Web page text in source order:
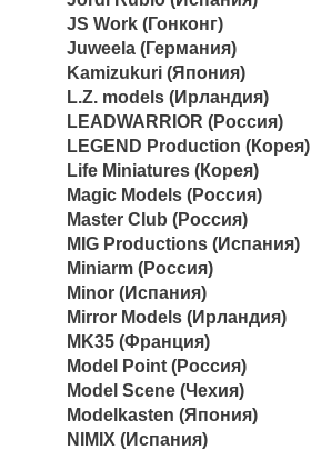
JS Work (Гонконг)
Juweela (Германия)
Kamizukuri (Япония)
L.Z. models (Ирландия)
LEADWARRIOR (Россия)
LEGEND Production (Корея)
Life Miniatures (Корея)
Magic Models (Россия)
Master Club (Россия)
MIG Productions (Испания)
Miniarm (Россия)
Minor (Испания)
Mirror Models (Ирландия)
MK35 (Франция)
Model Point (Россия)
Model Scene (Чехия)
Modelkasten (Япония)
NIMIX (Испания)